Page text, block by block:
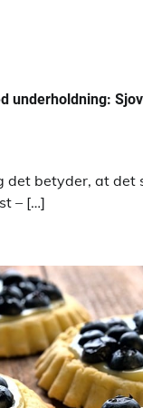
underholdning:
det betyder, at det
– […]